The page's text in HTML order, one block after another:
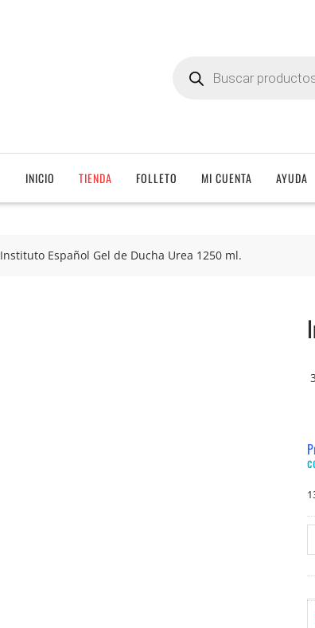
productos
INICIO TIENDA FOLLETO MI CUENTA AYUDA
Instituto Español Gel de Ducha Urea 1250 ml.